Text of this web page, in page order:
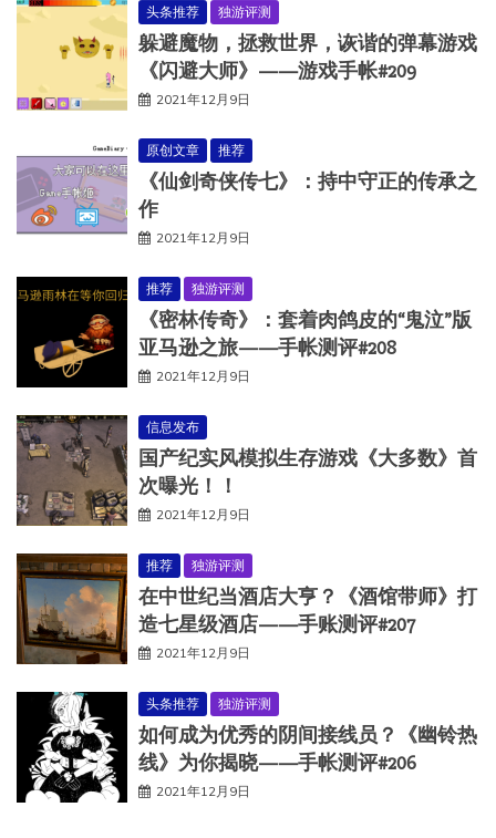
头条推荐 独游评测
躲避魔物，拯救世界，诙谐的弹幕游戏
《闪避大师》——游戏手帐#209
2021年12月9日
原创文章 推荐
《仙剑奇侠传七》：持中守正的传承之
作
2021年12月9日
推荐 独游评测
《密林传奇》：套着肉鸽皮的“鬼泣”版
亚马逊之旅——手帐测评#208
2021年12月9日
信息发布
国产纪实风模拟生存游戏《大多数》首
次曝光！！
2021年12月9日
推荐 独游评测
在中世纪当酒店大亨？《酒馆带师》打
造七星级酒店——手账测评#207
2021年12月9日
头条推荐 独游评测
如何成为优秀的阴间接线员？《幽铃热
线》为你揭晓——手帐测评#206
2021年12月9日